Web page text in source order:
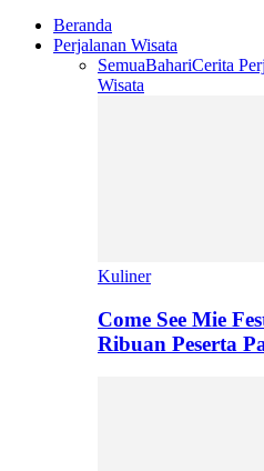
Beranda
Perjalanan Wisata
SemuaBahariCerita
Wisata
Kuliner
Come See Mie
Ribuan Peserta